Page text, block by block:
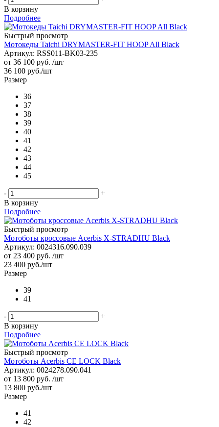
В корзину
Подробнее
Быстрый просмотр
Мотокеды Taichi DRYMASTER-FIT HOOP All Black
Артикул: RSS011-BK03-235
от 36 100 руб. /шт
36 100 руб./шт
Размер
36
37
38
39
40
41
42
43
44
45
-
+
В корзину
Подробнее
Быстрый просмотр
Мотоботы кроссовые Acerbis X-STRADHU Black
Артикул: 0024316.090.039
от 23 400 руб. /шт
23 400 руб./шт
Размер
39
41
-
+
В корзину
Подробнее
Быстрый просмотр
Мотоботы Acerbis CE LOCK Black
Артикул: 0024278.090.041
от 13 800 руб. /шт
13 800 руб./шт
Размер
41
42